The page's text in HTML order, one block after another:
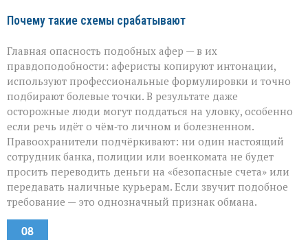
Почему такие схемы срабатывают
Главная опасность подобных афер — в их
правдоподобности: аферисты копируют интонации,
используют профессиональные формулировки и точно
подбирают болевые точки. В результате даже
осторожные люди могут поддаться на уловку, особенно
если речь идёт о чём‑то личном и болезненном.
Правоохранители подчёркивают: ни один настоящий
сотрудник банка, полиции или военкомата не будет
просить переводить деньги на «безопасные счета» или
передавать наличные курьерам. Если звучит подобное
требование — это однозначный признак обмана.
08